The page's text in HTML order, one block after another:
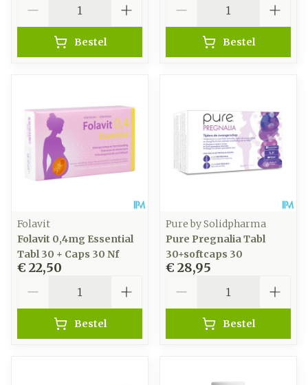
Bestel Bestel
Folavit
Folavit 0,4mg Essential
Tabl 30 + Caps 30 Nf
€ 22,50
Bestel
Pure by Solidpharma
Pure Pregnalia Tabl
30+softcaps 30
€ 28,95
Bestel